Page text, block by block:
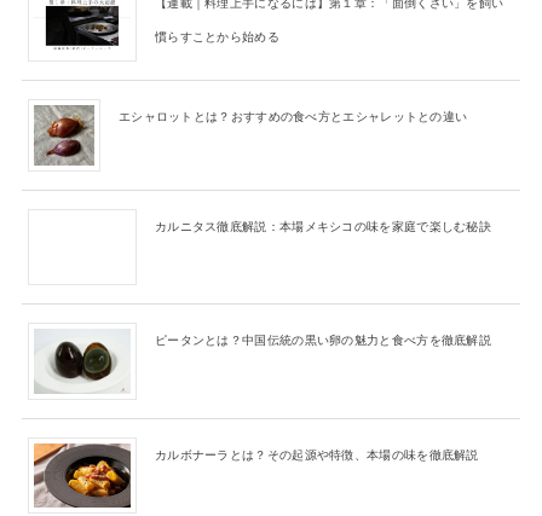
慣らすことから始める
エシャロットとは？おすすめの食べ方とエシャレットとの違い
カルニタス徹底解説：本場メキシコの味を家庭で楽しむ秘訣
ピータンとは？中国伝統の黒い卵の魅力と食べ方を徹底解説
カルボナーラとは？その起源や特徴、本場の味を徹底解説